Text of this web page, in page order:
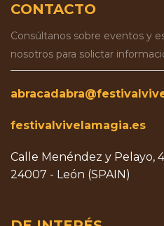
CONTACTO
Consúltanos sobre eventos y
nosotros para solictar
festivalvivelamagia.es
Calle Menéndez y Pelayo,
24007 - León (SPAIN)